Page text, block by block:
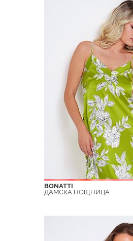
BONATTI
ДАМСКА НОЩНИЦА